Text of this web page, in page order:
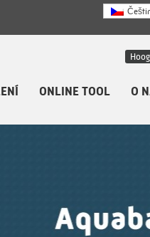
ONLINE TOOL O